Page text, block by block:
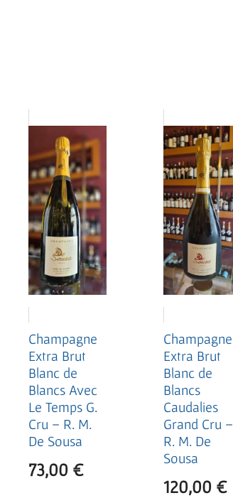
Champagne
Extra Brut
Blanc de
Blancs Avec
Le Temps G.
Cru – R. M.
De Sousa
73,00 €
Champagne
Extra Brut
Blanc de
Blancs
Caudalies
Grand Cru –
R. M. De
Sousa
120,00 €